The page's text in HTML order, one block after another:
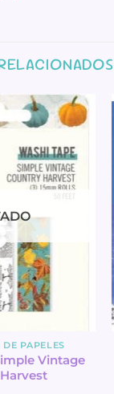
DE PAPELES
Vintage